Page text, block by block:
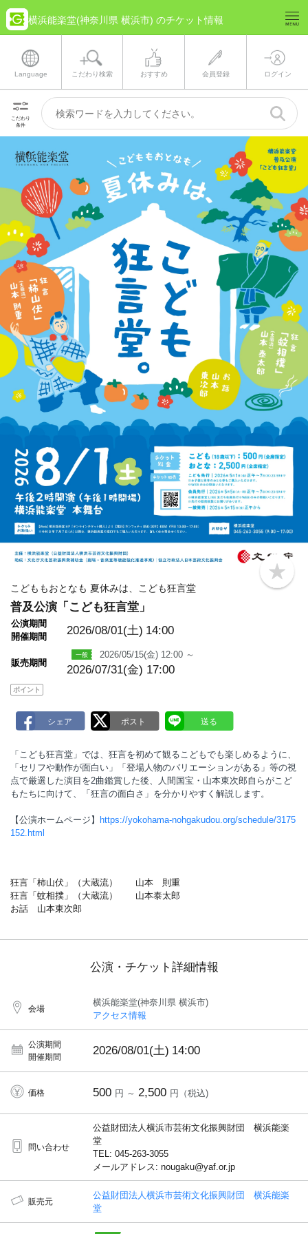
横浜能楽堂(神奈川県 横浜市) のチケット情報
Language こだわり検索 おすすめ 会員登録 ログイン
こだわり
条件
b
o
こどももおとなも 夏休みは、こども狂言堂
普及公演「こども狂言堂」
公演期間
開催期間
2026/08/01(土) 14:00
販売期間
2026/05/15(金) 12:00 ～
2026/07/31(金) 17:00
ポイント
「こども狂言堂」では、狂言を初めて観るこどもでも楽しめるように、
「セリフや動作が面白い」「登場人物のバリエーションがある」等の視
点で厳選した演目を2曲鑑賞した後、人間国宝・山本東次郎自らがこど
もたちに向けて、「狂言の面白さ」を分かりやすく解説します。
【公演ホームページ】
https://yokohama-nohgakudou.org/schedule/3175
152.html
狂言「柿山伏」（大蔵流） 山本 則重
狂言「蚊相撲」（大蔵流） 山本泰太郎
お話 山本東次郎
公演・チケット詳細情報
会場
横浜能楽堂(神奈川県 横浜市)
アクセス情報
公演期間
開催期間
2026/08/01(土) 14:00
価格 500 円 ～ 2,500 円（税込)
問い合わせ
公益財団法人横浜市芸術文化振興財団 横浜能楽
堂
TEL: 045-263-3055
メールアドレス: nougaku@yaf.or.jp
販売元
公益財団法人横浜市芸術文化振興財団 横浜能楽
堂